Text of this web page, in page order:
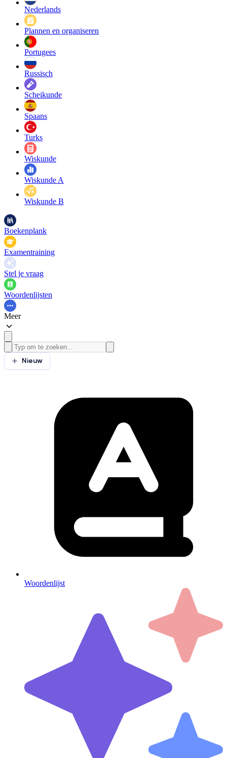
Nederlands
Plannen en organiseren
Portugees
Russisch
Scheikunde
Spaans
Turks
Wiskunde
Wiskunde A
Wiskunde B
Boekenplank
Examentraining
Stel je vraag
Woordenlijsten
Meer
Nieuw
Woordenlijst